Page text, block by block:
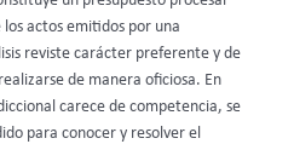
actos emitidos por una
reviste carácter preferente y de
de manera oficiosa. En
carece de competencia, se
para conocer y resolver el